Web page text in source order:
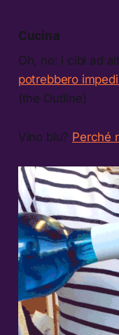
Cucina
Oh, no: i cibi ad
potrebbero
(the Outline)
Vino blu? Perché